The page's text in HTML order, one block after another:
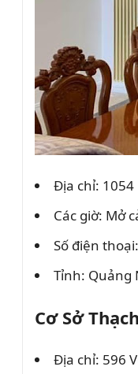
Địa chỉ: 1054
Các giờ: Mở
Số điện
Tỉnh: Quảng
Cơ Sở
Địa chỉ: 596